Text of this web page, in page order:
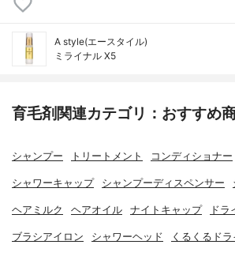
A style(エースタイル)
ミライナル X5
育毛剤関連カテゴリ：おすすめ
シャンプー トリートメント コンディショナー
シャワーキャップ シャンプーディスペンサー
ヘアミルク ヘアオイル ナイトキャップ ドラ
ブラシアイロン シャワーヘッド くるくるド